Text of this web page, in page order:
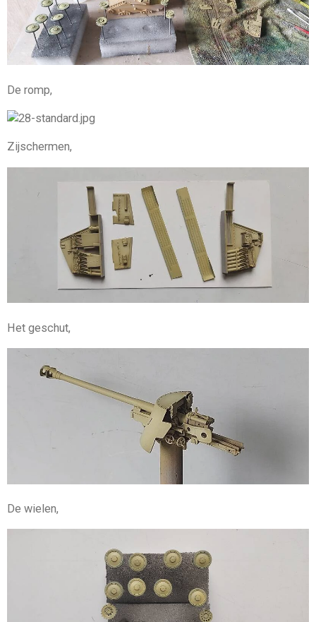
De romp,
Zijschermen,
Het geschut,
De wielen,